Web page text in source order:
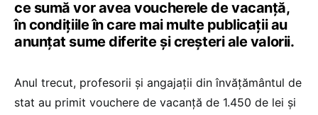
ce sumă vor avea voucherele de vacanță,
în condițiile în care mai multe publicații au
anunțat sume diferite și creșteri ale valorii.
Anul trecut, profesorii și angajații din învățământul de
stat au primit vouchere de vacanță de 1.450 de lei și